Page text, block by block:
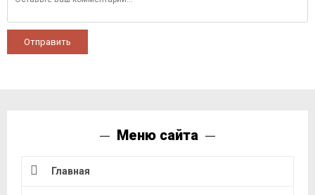
Отправить
Меню сайта
Главная